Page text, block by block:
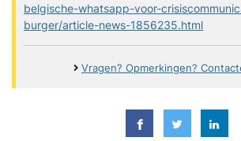
belgische-whatsapp-voor-
burger/article-news-1856235.html
Vragen? Opmerkingen?